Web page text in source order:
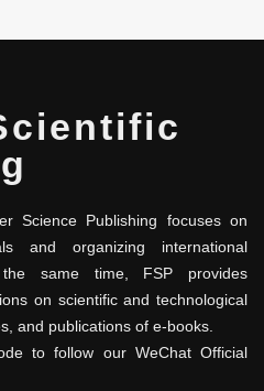
Science Publishing focuses on
and organizing international
same time, FSP provides
on scientific and technological
and publications of e-books.
to follow our WeChat Official